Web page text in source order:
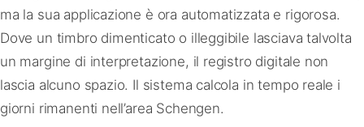
ma la sua applicazione è ora automatizzata e rigorosa.
Dove un timbro dimenticato o illeggibile lasciava talvolta
un margine di interpretazione, il registro digitale non
lascia alcuno spazio. Il sistema calcola in tempo reale i
giorni rimanenti nell’area Schengen.